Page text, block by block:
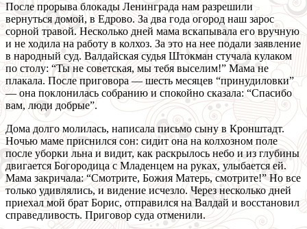
После прорыва блокады Ленинграда нам разрешили
вернуться домой, в Едрово. За два года огород наш зарос
сорной травой. Несколько дней мама вскапывала его вручную
и не ходила на работу в колхоз. За это на нее подали заявление
в народный суд. Валдайская судья Штокман стучала кулаком
по столу: “Ты не советская, мы тебя выселим!” Мама не
плакала. После приговора — шесть месяцев “принудиловки”
— она поклонилась собранию и спокойно сказала: “Спасибо
вам, люди добрые”.
Дома долго молилась, написала письмо сыну в Кронштадт.
Ночью маме приснился сон: сидит она на колхозном поле
после уборки льна и видит, как раскрылось небо и из глубины
двигается Богородица с Младенцем на руках, улыбается ей.
Мама закричала: “Смотрите, Божия Матерь, смотрите!” Но все
только удивлялись, и видение исчезло. Через несколько дней
приехал мой брат Борис, отправился на Валдай и восстановил
справедливость. Приговор суда отменили.